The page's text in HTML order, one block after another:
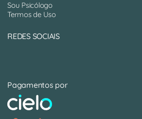
Sou Psicólogo
Termos de Uso
REDES SOCIAIS
Pagamentos por